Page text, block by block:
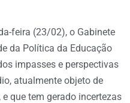
feira (23/02), o Gabinete
da Política da Educação
impasses e perspectivas
atualmente objeto de
que tem gerado incertezas